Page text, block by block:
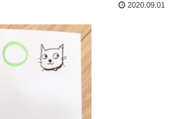
2020.09.01